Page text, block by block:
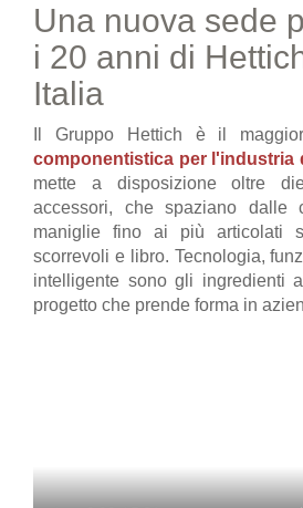
Una nuova sede
i 20 anni di
Italia
Il Gruppo Hettich è il
componentistica per l'industria
mette a disposizione oltre
accessori, che spaziano dalle
maniglie fino ai più articolati
scorrevoli e libro. Tecnologia,
intelligente sono gli ingredienti
progetto che prende forma in